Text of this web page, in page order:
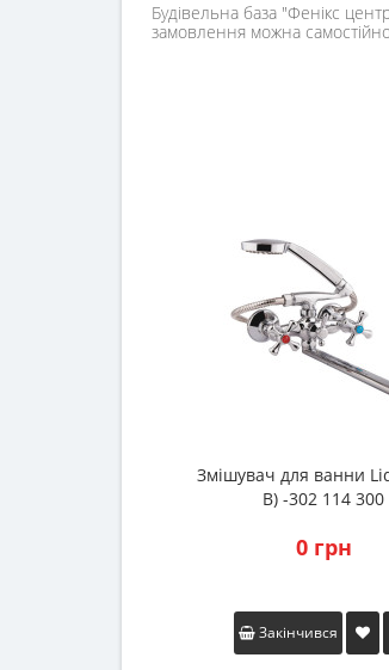
Будівельна база "Фенікс
замовлення можна
Змішувач для ванни
B) -302 114 300
0 грн
Закінчився